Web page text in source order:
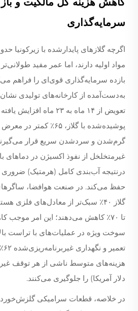
سرمایه‌گذاری
مواد اولیه دارند، اما عمر مفید
بازده سرمایه‌گذاری قوی‌ای را فراهم
به‌دست‌آمده از کارخانه‌های تولیدی
تعویض از ۱۴ ماه به ۲۳
پوشیده‌شده با گلاز،
گرم‌شدن و سردشدن سریع قرار
غیرمتخلخل از نفوذ اکسیژن در دماهای
درنتیجه آب‌بندی کامل (هرمتیک) ضروری
حفظ می‌کند. در صنعت هوافضا،
سوخت ویژه در عملیات‌های با تراست
دلار آمریکا) را جلوگیری می‌کنند.
در خلاصه، قطعات سرامیکی